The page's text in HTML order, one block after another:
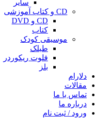
سایر
CD و کتاب آموزشی
CD و DVD
کتاب
موسیقی کودک
طبلک
فلوت ریکوردر
بلز
دلارام
مقالات
تماس با ما
درباره ما
ورود / ثبت نام